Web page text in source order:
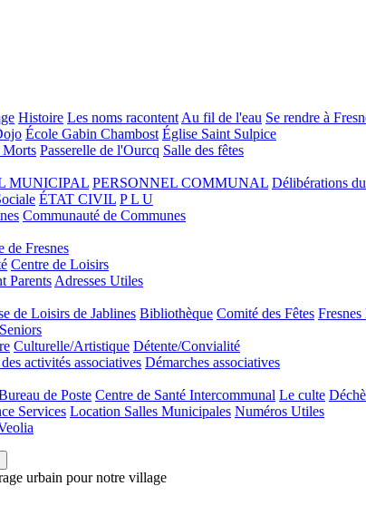
Histoire Les noms racontentAu fil de l'eau Se rendre à
École Gabin Chambost Église Saint Sulpice
Morts Passerelle de l'Ourcq Salle des fêtes
MUNICIPAL PERSONNEL COMMUNAL Délibérations
ÉTAT CIVIL P L U
Communauté de Communes
de Fresnes
Centre de Loisirs
ParentsAdresses Utiles
de Loisirs de Jablines Bibliothèque Comité des Fêtes
Seniors
Culturelle/Artistique Détente/Convialité
activités associatives Démarches associatives
de Poste Centre de Santé Intercommunal Le culte
Services Location Salles Municipales Numéros Utiles
urbain pour notre village